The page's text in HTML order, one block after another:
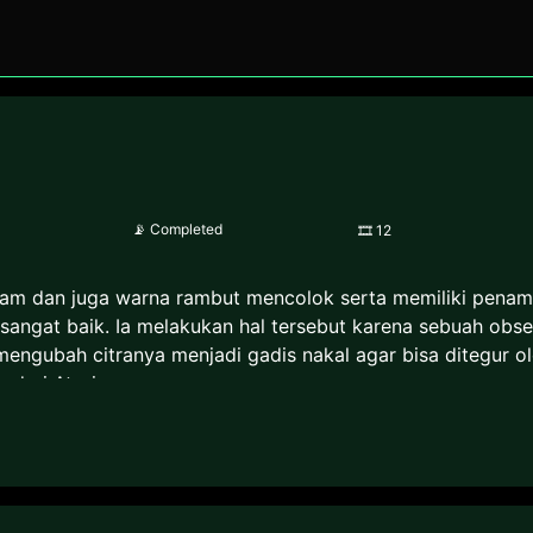
📡Completed 🎞 12
dan juga warna rambut mencolok serta memiliki
baik. Ia melakukan hal tersebut karena sebuah
citranya menjadi gadis nakal agar bisa ditegur
dari Atori.